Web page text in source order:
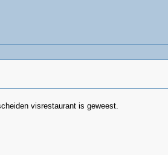
visrestaurant is geweest.